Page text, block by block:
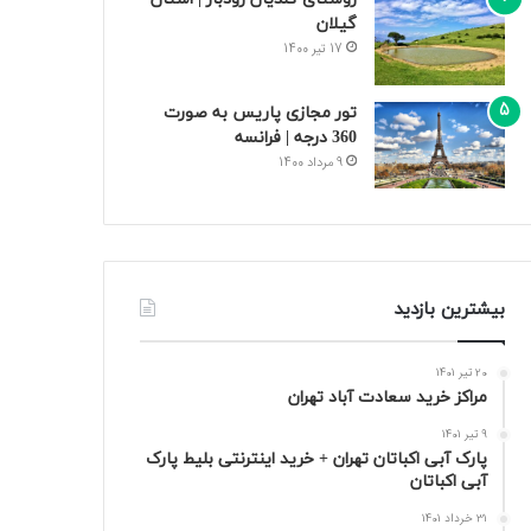
گیلان
17 تیر 1400
تور مجازی پاریس به صورت
360 درجه | فرانسه
9 مرداد 1400
بیشترین بازدید
20 تیر 1401
مراکز خرید سعادت‌ آباد تهران
9 تیر 1401
پارک آبی اکباتان تهران + خرید اینترنتی بلیط پارک
آبی اکباتان
31 خرداد 1401